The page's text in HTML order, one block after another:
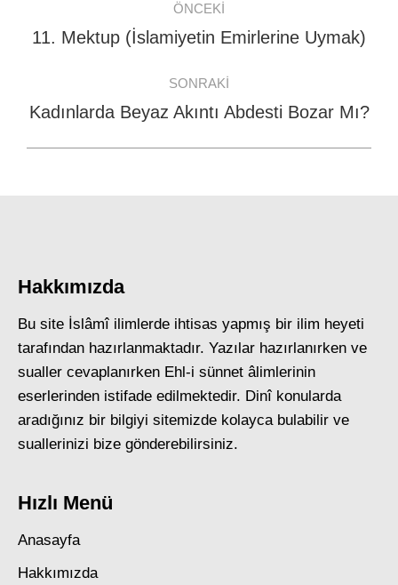
navigation
ÖNCEKI
Previous
11. Mektup (İslamiyetin Emirlerine Uymak)
SONRAKI
Next
Kadınlarda Beyaz Akıntı Abdesti Bozar Mı?
Hakkımızda
Bu site İslâmî ilimlerde ihtisas yapmış bir ilim heyeti
tarafından hazırlanmaktadır. Yazılar hazırlanırken ve
sualler cevaplanırken Ehl-i sünnet âlimlerinin
eserlerinden istifade edilmektedir. Dinî konularda
aradığınız bir bilgiyi sitemizde kolayca bulabilir ve
suallerinizi bize gönderebilirsiniz.
Hızlı Menü
Anasayfa
Hakkımızda